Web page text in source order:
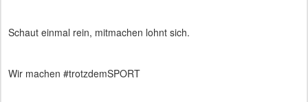
Schaut einmal rein, mitmachen lohnt sich.
Wir machen #trotzdemSPORT